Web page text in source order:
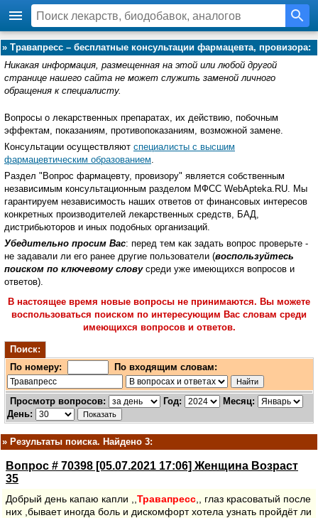
» Травапресс – бесплатные консультации фармацевта, провизора:
Никакая информация, размещенная на этой или любой другой
странице нашего сайта не может служить заменой личного
обращения к специалисту.
Вопросы о лекарственных препаратах, их действию, побочным
эффектам, показаниям, противопоказаниям, возможной замене.
Консультации осуществляют специалисты с высшим
фармацевтическим образованием.
Раздел "Вопрос фармацевту, провизору" является собственным
независимым консультационным разделом МФСС WebApteka.RU. Мы
гарантируем независимость наших ответов от финансовых интересов
конкретных производителей лекарственных средств, БАД,
дистрибьюторов и иных подобных организаций.
Убедительно просим Вас: перед тем как задать вопрос проверьте -
не задавали ли его ранее другие пользователи (воспользуйтесь
поиском по ключевому словусреди уже имеющихся вопросов и
ответов).
В настоящее время новые вопросы не принимаются. Вы можете
воспользоваться поиском по интересующим Вас словам среди
имеющихся вопросов и ответов.
Поиск:
По номеру:
По входящим словам:
Просмотр вопросов: Год:
Месяц:
День:
» Результаты поиска. Найдено 3:
Вопрос # 70398 [05.07.2021 17:06] Женщина Возраст
35
Добрый день капаю капли ,, Травапресс ,, глаз красоватый после
них ,бывает иногда боль и дискомфорт хотела узнать пройдёт ли